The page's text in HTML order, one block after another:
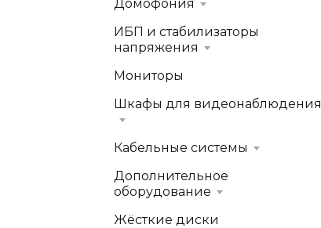
Домофония
ИБП и стабилизаторы
напряжения
Мониторы
Шкафы для видеонаблюдения
Кабельные системы
Дополнительное
оборудование
Жёсткие диски